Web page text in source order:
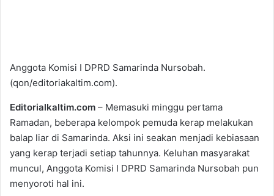
Anggota Komisi I DPRD Samarinda Nursobah.
(qon/editoriakaltim.com).
Editorialkaltim.com – Memasuki minggu pertama
Ramadan, beberapa kelompok pemuda kerap melakukan
balap liar di Samarinda. Aksi ini seakan menjadi kebiasaan
yang kerap terjadi setiap tahunnya. Keluhan masyarakat
muncul, Anggota Komisi I DPRD Samarinda Nursobah pun
menyoroti hal ini.